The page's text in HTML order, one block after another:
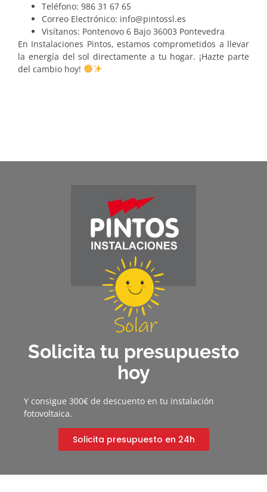
Teléfono: 986 31 67 65
Correo Electrónico: info@pintossl.es
Visítanos: Pontenovo 6 Bajo 36003 Pontevedra
En Instalaciones Pintos, estamos comprometidos a llevar
la energía del sol directamente a tu hogar. ¡Hazte parte
del cambio hoy!
Solicita tu presupuesto
hoy
Y consigue 300€ de descuento en tu instalación
fotovoltaica.
Solicita presupuesto en 24h